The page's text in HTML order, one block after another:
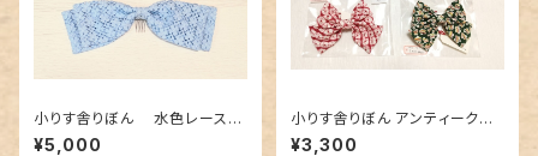
小りす舎りぼん 水色レースリ
ボン（大）
¥5,000
小りす舎りぼん アンティークの
生地 ４種類
¥3,300